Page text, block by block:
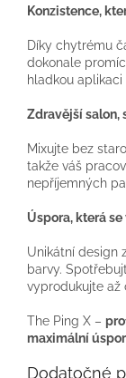
Konzistence,
Díky chytrému
dokonale
hladkou
Zdravější salon,
Mixujte bez
takže váš
nepříjemných
Úspora, která
Unikátní design
barvy.
vyprodukujte až
The Ping X –
maximální
Dodatočné